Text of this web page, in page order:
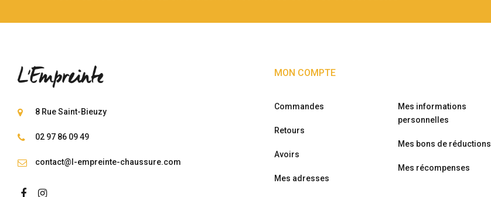
8 Rue Saint-Bieuzy
02 97 86 09 49
contact@l-empreinte-chaussure.com
MON COMPTE
Commandes
Retours
Avoirs
Mes adresses
Mes informations
personnelles
Mes bons de réductions
Mes récompenses